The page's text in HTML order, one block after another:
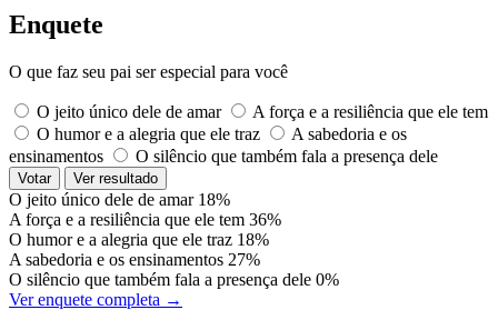
Enquete
O que faz seu pai ser especial para você
O jeito único dele de amar
A força e a resiliência que ele tem
O humor e a alegria que ele traz
A sabedoria e os
ensinamentos
O silêncio que também fala a presença dele
Votar Ver resultado
O jeito único dele de amar 18%
A força e a resiliência que ele tem 36%
O humor e a alegria que ele traz 18%
A sabedoria e os ensinamentos 27%
O silêncio que também fala a presença dele 0%
Ver enquete completa →